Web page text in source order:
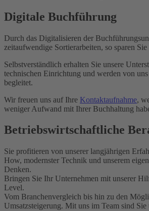
Digitale Buchführung
Durch das Digitalisieren der
zeitaufwendige Sortierarbeiten, so sparen
Selbstverständlich erhalten Sie unsere
technischen Einrichtung und werden von
begleitet.
Wir freuen uns auf Ihre Kontaktaufnahme,
weniger Aufwand mit Ihrer Buchhaltung
Betriebswirtschaftliche
Sie profitieren von unserer langjährigen
How, modernster Technik und unserem
Denken.
Bringen Sie Ihr Unternehmen mit unserer
Level.
Vom Branchenvergleich bis hin zu den
Umsatzsteigerung. Mit uns im Team sind Sie